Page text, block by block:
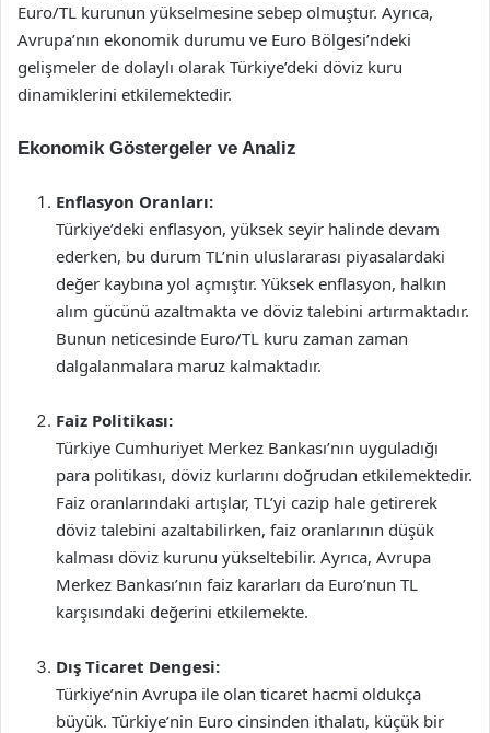
Euro/TL kurunun yükselmesine sebep olmuştur. Ayrıca,
Avrupa’nın ekonomik durumu ve Euro Bölgesi’ndeki
gelişmeler de dolaylı olarak Türkiye’deki döviz kuru
dinamiklerini etkilemektedir.
Ekonomik Göstergeler ve Analiz
Enflasyon Oranları:
Türkiye’deki enflasyon, yüksek seyir halinde devam
ederken, bu durum TL’nin uluslararası piyasalardaki
değer kaybına yol açmıştır. Yüksek enflasyon, halkın
alım gücünü azaltmakta ve döviz talebini artırmaktadır.
Bunun neticesinde Euro/TL kuru zaman zaman
dalgalanmalara maruz kalmaktadır.
Faiz Politikası:
Türkiye Cumhuriyet Merkez Bankası’nın uyguladığı
para politikası, döviz kurlarını doğrudan etkilemektedir.
Faiz oranlarındaki artışlar, TL’yi cazip hale getirerek
döviz talebini azaltabilirken, faiz oranlarının düşük
kalması döviz kurunu yükseltebilir. Ayrıca, Avrupa
Merkez Bankası’nın faiz kararları da Euro’nun TL
karşısındaki değerini etkilemekte.
Dış Ticaret Dengesi:
Türkiye’nin Avrupa ile olan ticaret hacmi oldukça
büyük. Türkiye’nin Euro cinsinden ithalatı, küçük bir